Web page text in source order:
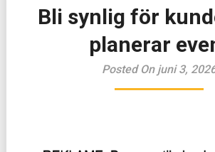
Bli synlig för
planerar
Posted On juni 3,